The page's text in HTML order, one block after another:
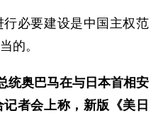
必要建设是中国主权范
的。
统奥巴马在与日本首相安
者会上称，新版《美日